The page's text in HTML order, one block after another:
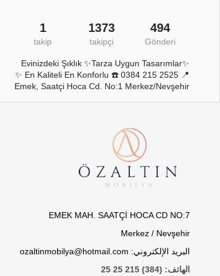
494
Gönderi
1373
takipçi
1
takip
✨Evinizdeki Şıklık ✨Tarza Uygun Tasarımlar
✨ En Kaliteli En Konforlu ☎️ 0384 215 2525 📍
Emek, Saatçi Hoca Cd. No:1 Merkez/Nevşehir
EMEK MAH. SAATÇİ HOCA CD NO:7
Merkez / Nevşehir
البريد الإلكتروني: ozaltinmobilya@hotmail.com
الهاتف: (384) 215 25 25